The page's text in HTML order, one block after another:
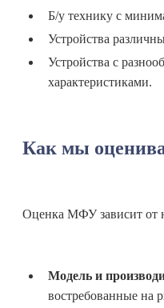
Б/у технику с
Устройства
Устройства с
характеристиками.
Как мы
Оценка МФУ зависит от
Модель и
востребованные на